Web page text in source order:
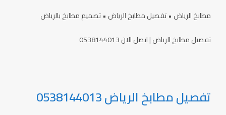
مطابخ الرياض • تفصيل مطابخ الرياض • تصميم مطابخ بالرياض
تفصيل مطابخ الرياض | اتصل الان 0538144013
تفصيل مطابخ الرياض 0538144013